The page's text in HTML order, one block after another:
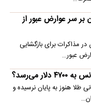
بر سر عوارض عبور از
مذاکرات برای بازگشایی
عبور…
می‌رسد؟
طلا هنوز به پایان نرسیده و